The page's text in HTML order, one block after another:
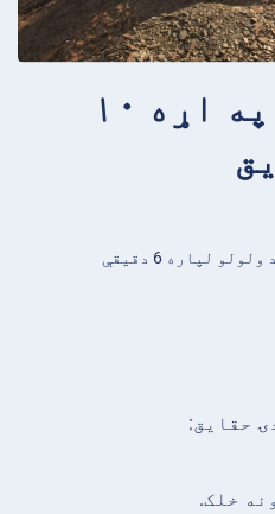
د افغانستان په اړه ۱۰
حقایق: